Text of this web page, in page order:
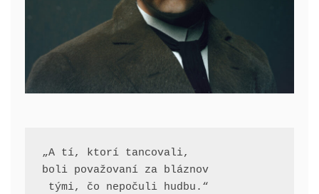
„A tí, ktorí tancovali,
boli považovaní za bláznov
tými, čo nepočuli hudbu.“